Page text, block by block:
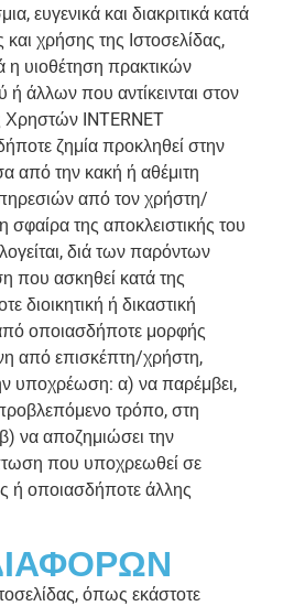
ευγενικά και διακριτικά κατά
και χρήσης της Ιστοσελίδας,
η υιοθέτηση πρακτικών
ή άλλων που αντίκεινται στον
INTERNET
ζημία προκληθεί στην
από την κακή ή αθέμιτη
από τον χρήστη/
σφαίρα της αποκλειστικής του
διά των παρόντων
που ασκηθεί κατά της
διοικητική ή δικαστική
οποιασδήποτε μορφής
από επισκέπτη/χρήστη,
υποχρέωση: α) να παρέμβει,
τρόπο, στη
β) να αποζημιώσει την
που υποχρεωθεί σε
ή οποιασδήποτε άλλης
όπως εκάστοτε